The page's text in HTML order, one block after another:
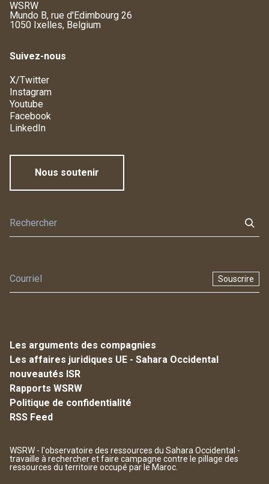
WSRW
Mundo B, rue d'Edimbourg 26
1050 Ixelles, Belgium
Suivez-nous
X/Twitter
Instagram
Youtube
Facebook
LinkedIn
Nous soutenir
Souscrire
Les arguments des compagnies
Les affaires juridiques UE - Sahara Occidental
nouveautés ISR
Rapports WSRW
Politique de confidentialité
RSS Feed
WSRW - l'observatoire des ressources du Sahara Occidental -
travaille à rechercher et faire campagne contre le pillage des
ressources du territoire occupé par le Maroc.